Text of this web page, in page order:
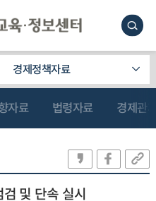
경제정책자료
자료 법령자료 경제관
및 단속 실시